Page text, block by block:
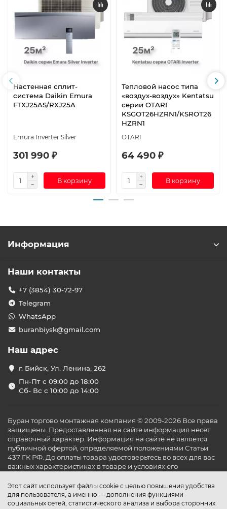
Настенная сплит-
система Daikin Emura
FTXJ25AS/RXJ25A
Emura Inverter Silver
301 990 ₽
В корзину
Тепловой насос типа
«воздух-воздух» Kentatsu
серии OTARI
KSGOT26HZRN1/KSROT26
HZRN1
OTARI
64 490 ₽
В корзину
Этот сайт использует файлы cookie с целью повышения удобства
для пользователя, а именно — дополнения функциями
социальных сетей, статистического анализа и выбора сторонних
Информация
Наши контакты
+7 (3854) 30-72-97
Telegram
WhatsApp
buranbiysk@gmail.com
Наш адрес
г. Бийск, Ул. Ленина, 262
Пн-Пт с 09:00 до 18:00
Сб- Вс с 10:00 до 14:00
Буран торгово монтажная компания © 2009-2026 Все права
защищены. Предоставленная на сайте информация несёт
справочный характер. Информация на сайте не является
публичной офертой, определяемой положениями Статьи
437 ГК РФ. До оплаты товара удостоверьтесь во всех для вас
важных характеристиках в товаре и условиях его